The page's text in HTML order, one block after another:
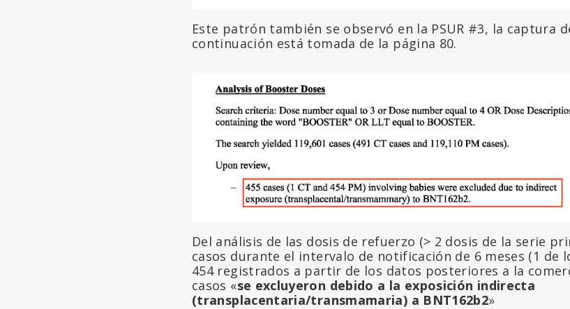
Este patrón también se observó en la PSUR #3, la captura
continuación está tomada de la página 80.
Del análisis de las dosis de refuerzo (> 2 dosis de la serie
casos durante el intervalo de notificación de 6 meses (1 de
454 registrados a partir de los datos posteriores a la
casos «se excluyeron debido a la exposición indirecta
(transplacentaria/transmamaria) a BNT162b2»